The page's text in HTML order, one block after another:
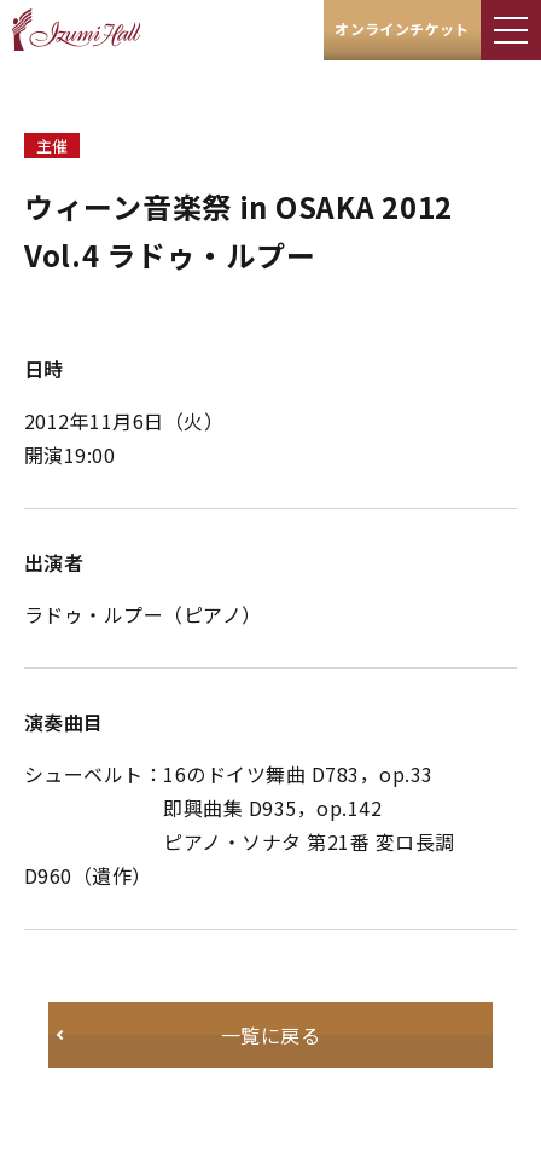
オンラインチケット
主催
ウィーン音楽祭 in OSAKA 2012
Vol.4 ラドゥ・ルプー
日時
2012年11月6日（火）
開演19:00
出演者
ラドゥ・ルプー（ピアノ）
演奏曲目
シューベルト：16のドイツ舞曲 D783，op.33
即興曲集 D935，op.142
ピアノ・ソナタ 第21番 変ロ長調
D960（遺作）
一覧に戻る